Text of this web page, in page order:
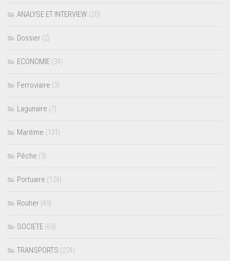
ANALYSE ET INTERVIEW (20)
Dossier (2)
ECONOMIE (34)
Ferroviaire (3)
Lagunaire (7)
Maritime (131)
Pêche (3)
Portuaire (124)
Routier (49)
SOCIETE (69)
TRANSPORTS (224)